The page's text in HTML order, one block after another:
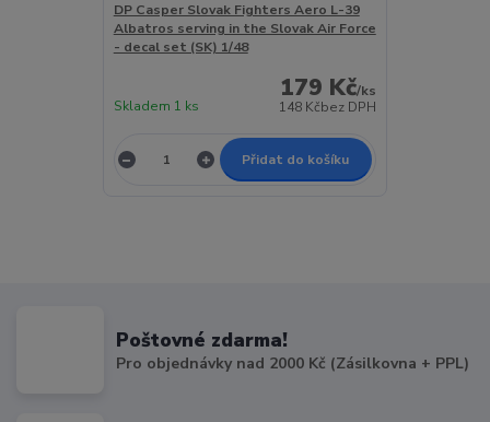
DP Casper Slovak Fighters Aero L-39
Albatros serving in the Slovak Air Force
- decal set (SK) 1/48
179 Kč/ks
148 Kčbez DPH
Skladem 1 ks
Přidat do košíku
Poštovné zdarma!
Pro objednávky nad 2000 Kč (Zásilkovna + PPL)